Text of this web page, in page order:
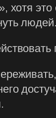
хотя
людей.